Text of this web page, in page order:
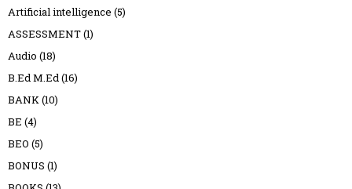
Artificial intelligence (5)
ASSESSMENT(1)
Audio (18)
B.Ed M.Ed(16)
BANK(10)
BE (4)
BEO (5)
BONUS (1)